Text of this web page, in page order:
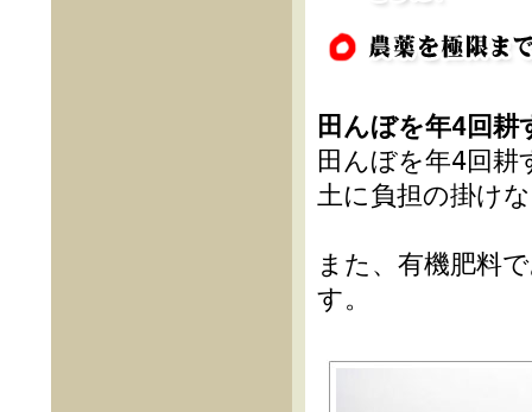
田んぼを年4回耕
田んぼを年4回耕
土に負担の掛け
また、有機肥料
す。